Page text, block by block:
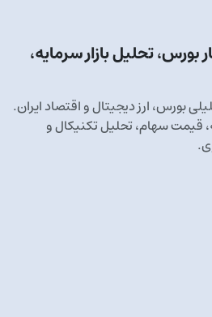
تحلیل بازار سرمایه،
بورس، ارز دیجیتال و اقتصاد ایران.
قیمت سهام، تحلیل تکنیکال و